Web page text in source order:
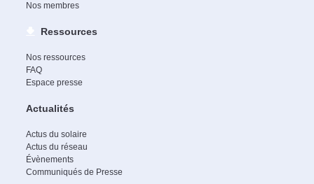
Nos membres
Ressources
Nos ressources
FAQ
Espace presse
Actualités
Actus du solaire
Actus du réseau
Évènements
Communiqués de Presse